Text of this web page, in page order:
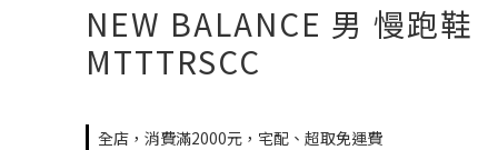
NEW BALANCE 男 慢跑
MTTTRSCC
全店，消費滿2000元，宅配、超取免運費